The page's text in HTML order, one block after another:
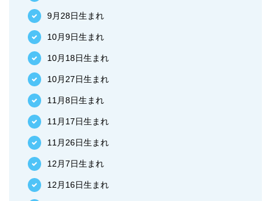
9月28日生まれ
10月9日生まれ
10月18日生まれ
10月27日生まれ
11月8日生まれ
11月17日生まれ
11月26日生まれ
12月7日生まれ
12月16日生まれ